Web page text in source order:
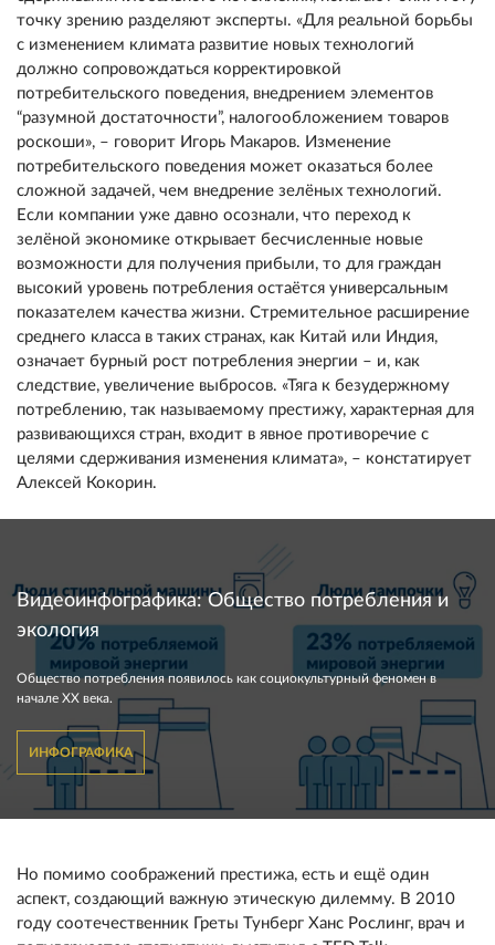
точку зрению разделяют эксперты. «Для реальной борьбы
с изменением климата развитие новых технологий
должно сопровождаться корректировкой
потребительского поведения, внедрением элементов
“разумной достаточности”, налогообложением товаров
роскоши», – говорит Игорь Макаров. Изменение
потребительского поведения может оказаться более
сложной задачей, чем внедрение зелёных технологий.
Если компании уже давно осознали, что переход к
зелёной экономике открывает бесчисленные новые
возможности для получения прибыли, то для граждан
высокий уровень потребления остаётся универсальным
показателем качества жизни. Стремительное расширение
среднего класса в таких странах, как Китай или Индия,
означает бурный рост потребления энергии – и, как
следствие, увеличение выбросов. «Тяга к безудержному
потреблению, так называемому престижу, характерная для
развивающихся стран, входит в явное противоречие с
целями сдерживания изменения климата», – констатирует
Алексей Кокорин.
Видеоинфографика: Общество потребления и
экология
Общество потребления появилось как социокультурный феномен в
начале XX века.
ИНФОГРАФИКА
Но помимо соображений престижа, есть и ещё один
аспект, создающий важную этическую дилемму. В 2010
году соотечественник Греты Тунберг Ханс Рослинг, врач и